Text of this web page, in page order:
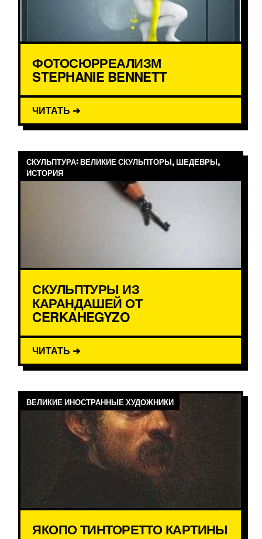
ФОТОСЮРРЕАЛИЗМ
STEPHANIE BENNETT
ЧИТАТЬ ➔
СКУЛЬПТУРА: ВЕЛИКИЕ СКУЛЬПТОРЫ, ШЕДЕВРЫ,
ИСТОРИЯ
СКУЛЬПТУРЫ ИЗ
КАРАНДАШЕЙ ОТ
CERKAHEGYZO
ЧИТАТЬ ➔
ВЕЛИКИЕ ИНОСТРАННЫЕ ХУДОЖНИКИ
ЯКОПО ТИНТОРЕТТО КАРТИНЫ